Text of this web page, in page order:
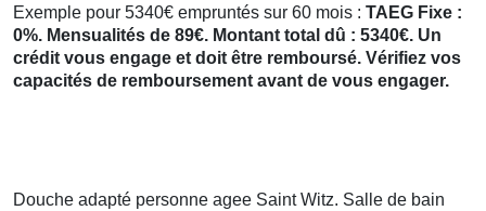
Exemple pour 5340€ empruntés sur 60 mois : TAEG Fixe :
0%. Mensualités de 89€. Montant total dû : 5340€. Un
crédit vous engage et doit être remboursé. Vérifiez vos
capacités de remboursement avant de vous engager.
Douche adapté personne agee Saint Witz. Salle de bain